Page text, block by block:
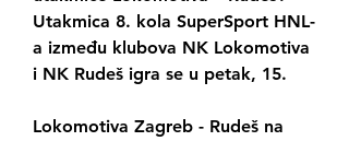
Utakmica 8. kola SuperSport HNL-
a između klubova NK Lokomotiva
i NK Rudeš igra se u petak, 15.
Lokomotiva Zagreb - Rudeš na